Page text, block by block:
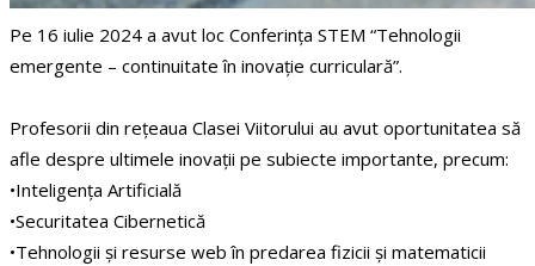
Pe 16 iulie 2024 a avut loc Conferința STEM “Tehnologii
emergente – continuitate în inovație curriculară”.
Profesorii din rețeaua Clasei Viitorului au avut oportunitatea să
afle despre ultimele inovații pe subiecte importante, precum:
•Inteligența Artificială
•Securitatea Cibernetică
•Tehnologii și resurse web în predarea fizicii și matematicii